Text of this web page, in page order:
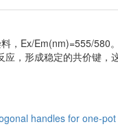
，Ex/Em(nm)=555/
，形成稳定的共价键，
handles for one-